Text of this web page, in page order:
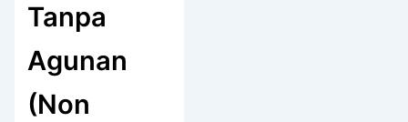
Tanpa
Agunan
(Non